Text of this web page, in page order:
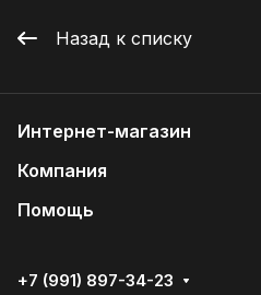
Назад к списку
Интернет-магазин
Компания
Помощь
+7 (991) 897-34-23